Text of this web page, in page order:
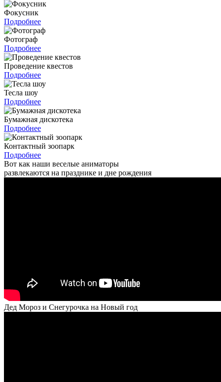
Фокусник
Подробнее
Фотограф
Подробнее
Проведение квестов
Подробнее
Тесла шоу
Подробнее
Бумажная дискотека
Подробнее
Контактный зоопарк
Подробнее
Вот как наши веселые аниматоры
развлекаются на празднике и дне рождения
Дед Мороз и Снегурочка на Новый год